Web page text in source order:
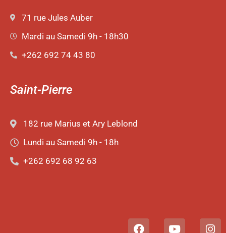
71 rue Jules Auber
Mardi au Samedi 9h - 18h30
+262 692 74 43 80
Saint-Pierre
182 rue Marius et Ary Leblond
Lundi au Samedi 9h - 18h
+262 692 68 92 63
F
Y
I